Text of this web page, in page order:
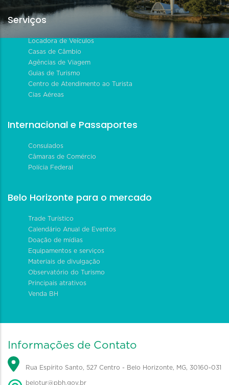
Serviços
Locadora de Veículos
Casas de Câmbio
Agências de Viagem
Guias de Turismo
Centro de Atendimento ao Turista
Cias Aéreas
Internacional e Passaportes
Consulados
Câmaras de Comércio
Polícia Federal
Belo Horizonte para o mercado
Trade Turístico
Calendário Anual de Eventos
Doação de mídias
Equipamentos e serviços
Materiais de divulgação
Observatório do Turismo
Principais atrativos
Venda BH
Informações de Contato
Rua Espírito Santo, 527 Centro - Belo Horizonte, MG, 30160-031
belotur@pbh.gov.br